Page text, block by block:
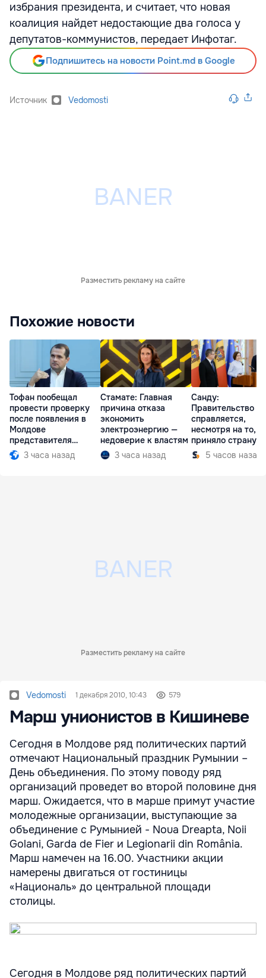
избрания президента, и считает, что новая
коалиция найдет недостающие два голоса у
депутатов-коммунистов, передает Инфотаг.
Подпишитесь на новости Point.md в Google
Источник Vedomosti
Разместить рекламу на сайте
Похожие новости
Тофан пообещал
провести проверку
после появления в
Молдове
представителя
Южной Осетии
3 часа назад
Стамате: Главная
причина отказа
экономить
электроэнергию —
недоверие к властям
3 часа назад
Санду:
Правительство
справляется,
несмотря на то,
приняло страну в
разгар кризиса
5 часов назад
Разместить рекламу на сайте
Vedomosti 1 декабря 2010, 10:43 579
Марш унионистов в Кишиневе
Сегодня в Молдове ряд политических партий
отмечают Национальный праздник Румынии –
День объединения. По этому поводу ряд
организаций проведет во второй половине дня
марш. Ожидается, что в марше примут участие
молодежные организации, выступающие за
объединение с Румынией - Noua Dreapta, Noii
Golani, Garda de Fier и Legionarii din România.
Марш намечен на 16.00. Участники акции
намерены двигаться от гостиницы
«Националь» до центральной площади
столицы.
Сегодня в Молдове ряд политических партий